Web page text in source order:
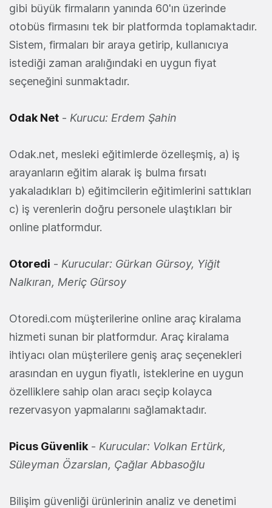
gibi büyük firmaların yanında 60'ın üzerinde
otobüs firmasını tek bir platformda toplamaktadır.
Sistem, firmaları bir araya getirip, kullanıcıya
istediği zaman aralığındaki en uygun fiyat
seçeneğini sunmaktadır.
Odak Net - Kurucu: Erdem Şahin
Odak.net, mesleki eğitimlerde özelleşmiş, a) iş
arayanların eğitim alarak iş bulma fırsatı
yakaladıkları b) eğitimcilerin eğitimlerini sattıkları
c) iş verenlerin doğru personele ulaştıkları bir
online platformdur.
Otoredi - Kurucular: Gürkan Gürsoy, Yiğit
Nalkıran, Meriç Gürsoy
Otoredi.com müşterilerine online araç kiralama
hizmeti sunan bir platformdur. Araç kiralama
ihtiyacı olan müşterilere geniş araç seçenekleri
arasından en uygun fiyatlı, isteklerine en uygun
özelliklere sahip olan aracı seçip kolayca
rezervasyon yapmalarını sağlamaktadır.
Picus Güvenlik - Kurucular: Volkan Ertürk,
Süleyman Özarslan, Çağlar Abbasoğlu
Bilişim güvenliği ürünlerinin analiz ve denetimi